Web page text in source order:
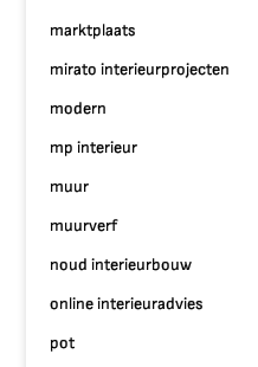
marktplaats
mirato interieurprojecten
modern
mp interieur
muur
muurverf
noud interieurbouw
online interieuradvies
pot